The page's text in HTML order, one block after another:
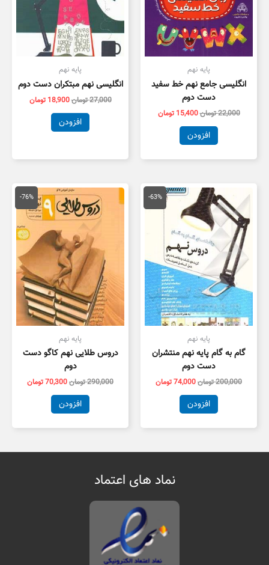
پایه نهم
انگلیسی جامع نهم خط سفید
دست دوم
22,000تومان15,400 تومان
افزودن
پایه نهم
انگلیسی نهم مبتکران دست دوم
27,000تومان18,900 تومان
افزودن
-63%
پایه نهم
گام به گام پایه نهم منتشران
دست دوم
200,000تومان
قیمت
اصلی
200,000 تومان
بود.
74,000تومان
قیمت
فعلی
74,000 تومان
افزودن
-76%
پایه نهم
دروس طلایی نهم کاگو دست
دوم
290,000تومان
قیمت
اصلی
290,000 تومان
بود.
70,300تومان
قیمت
فعلی
است.
افزودن
نماد های اعتماد